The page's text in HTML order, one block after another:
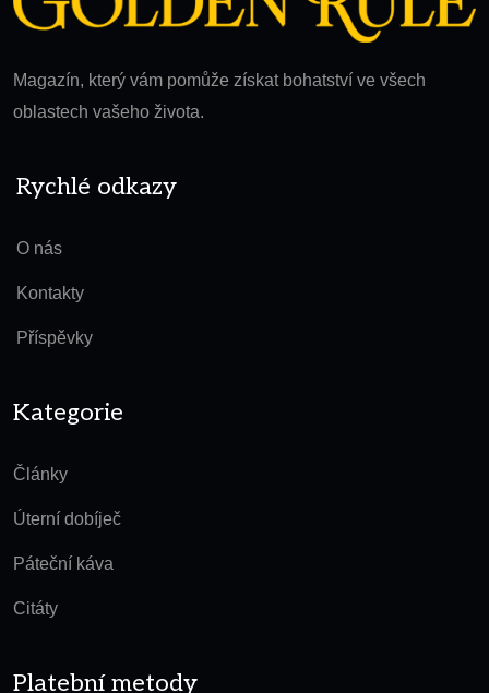
Magazín, který vám pomůže získat bohatství ve všech
oblastech vašeho života.
Rychlé odkazy
O nás
Kontakty
Příspěvky
Kategorie
Články
Úterní dobíječ
Páteční káva
Citáty
Platební metody